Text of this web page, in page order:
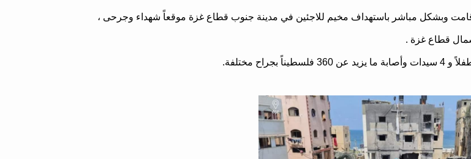
قامت وبشكل مباشر باستهداف مخيم للاجئين في مدينة جنوب قطاع غزة موقعاً شهداء وجرحى ،